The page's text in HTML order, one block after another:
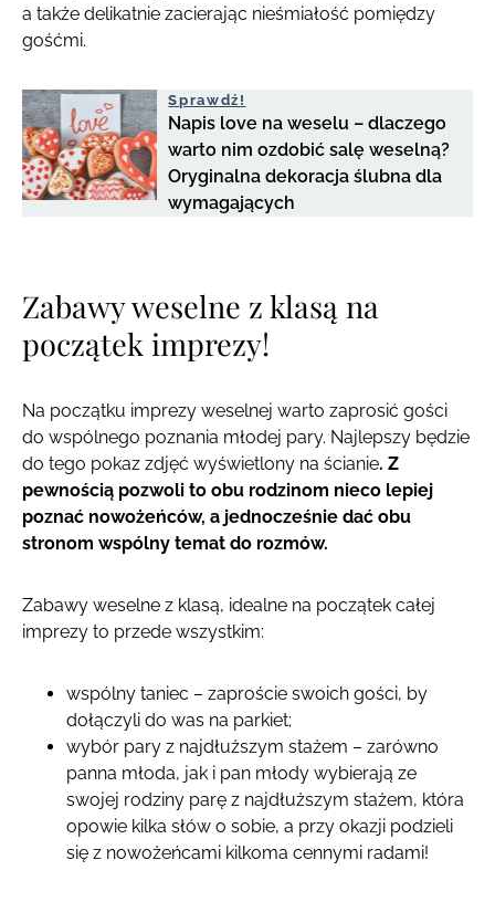
a także delikatnie zacierając nieśmiałość pomiędzy
gośćmi.
Sprawdź!
Napis love na weselu – dlaczego
warto nim ozdobić salę weselną?
Oryginalna dekoracja ślubna dla
wymagających
Zabawy weselne z klasą na
początek imprezy!
Na początku imprezy weselnej warto zaprosić gości
do wspólnego poznania młodej pary. Najlepszy będzie
do tego pokaz zdjęć wyświetlony na ścianie. Z
pewnością pozwoli to obu rodzinom nieco lepiej
poznać nowożeńców, a jednocześnie dać obu
stronom wspólny temat do rozmów.
Zabawy weselne z klasą, idealne na początek całej
imprezy to przede wszystkim:
wspólny taniec – zaproście swoich gości, by
dołączyli do was na parkiet;
wybór pary z najdłuższym stażem – zarówno
panna młoda, jak i pan młody wybierają ze
swojej rodziny parę z najdłuższym stażem, która
opowie kilka słów o sobie, a przy okazji podzieli
się z nowożeńcami kilkoma cennymi radami!